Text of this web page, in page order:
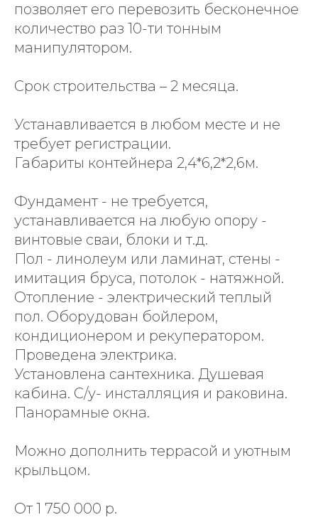
позволяет его перевозить бесконечное
количество раз 10-ти тонным
манипулятором.
Срок строительства – 2 месяца.
Устанавливается в любом месте и не
требует регистрации.
Габариты контейнера 2,4*6,2*2,6м.
Фундамент - не требуется,
устанавливается на любую опору -
винтовые сваи, блоки и т.д.
Пол - линолеум или ламинат, стены -
имитация бруса, потолок - натяжной.
Отопление - электрический теплый
пол. Оборудован бойлером,
кондиционером и рекуператором.
Проведена электрика.
Установлена сантехника. Душевая
кабина. С/у- инсталляция и раковина.
Панорамные окна.
Можно дополнить террасой и уютным
крыльцом.
От 1 750 000 р.